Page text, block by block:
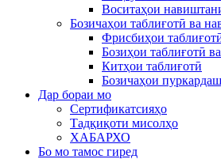
Воситаҳои
Бозичаҳои таблиғотӣ ва
Фрисбиҳои
Бозиҳои таблиғотӣ
Китҳои таблиғотӣ
Бозичаҳои
Дар бораи мо
Сертификатсияҳо
Тадқиқоти мисолҳо
ХАБАРХО
Бо мо тамос гиред